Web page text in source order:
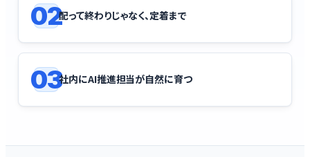
02配って終わりじゃなく、定着まで
03社内にAI推進担当が自然に育つ